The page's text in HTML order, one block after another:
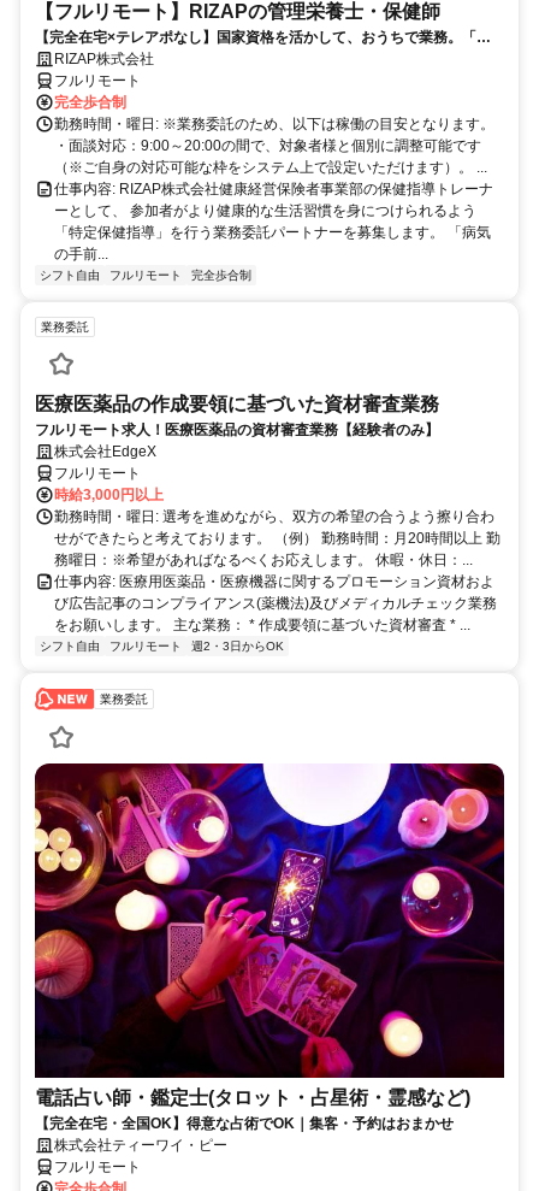
【フルリモート】RIZAPの管理栄養士・保健師
【完全在宅×テレアポなし】国家資格を活かして、おうちで業務。「も
う一つの安心」を。主婦・Wワーカー活躍中！「平日の日中だけ」「夕
方以降の数時間だけ」など、生活リズムに合わせた時間調整が可能で
す。1件ごとの成果報酬型だから、頑張った分だけ手応えのある収入
に。充実のサポート体制で、安心の在宅ワークを始めませんか？
RIZAP株式会社
フルリモート
完全歩合制
勤務時間・曜日: ※業務委託のため、以下は稼働の目安となります。
・面談対応：9:00～20:00の間で、対象者様と個別に調整可能です
（※ご自身の対応可能な枠をシステム上で設定いただけます）。 ...
仕事内容: RIZAP株式会社健康経営保険者事業部の保健指導トレーナ
ーとして、 参加者がより健康的な生活習慣を身につけられるよう
「特定保健指導」を行う業務委託パートナーを募集します。 「病気
の手前...
シフト自由 フルリモート 完全歩合制
業務委託
医療医薬品の作成要領に基づいた資材審査業務
フルリモート求人！医療医薬品の資材審査業務【経験者のみ】
株式会社EdgeX
フルリモート
時給3,000円以上
勤務時間・曜日: 選考を進めながら、双方の希望の合うよう擦り合わ
せができたらと考えております。 （例） 勤務時間：月20時間以上 勤
務曜日：※希望があればなるべくお応えします。 休暇・休日：...
仕事内容: 医療用医薬品・医療機器に関するプロモーション資材およ
び広告記事のコンプライアンス(薬機法)及びメディカルチェック業務
をお願いします。 主な業務： * 作成要領に基づいた資材審査 * ...
シフト自由 フルリモート 週2・3日からOK
業務委託
電話占い師・鑑定士(タロット・占星術・霊感など)
【完全在宅・全国OK】得意な占術でOK｜集客・予約はおまかせ
株式会社ティーワイ・ピー
フルリモート